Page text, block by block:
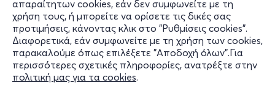
απαραίτητων cookies, εάν δεν συμφωνείτε με τη
χρήση τους, ή μπορείτε να ορίσετε τις δικές σας
προτιμήσεις, κάνοντας κλικ στο "Ρυθμίσεις cookies".
Διαφορετικά, εάν συμφωνείτε με τη χρήση των cookies,
παρακαλούμε όπως επιλέξετε "Αποδοχή όλων".Για
περισσότερες σχετικές πληροφορίες, ανατρέξτε στην
πολιτική μας για τα cookies.